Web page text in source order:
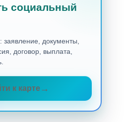
социальный
документы,
договор, выплата,
к карте